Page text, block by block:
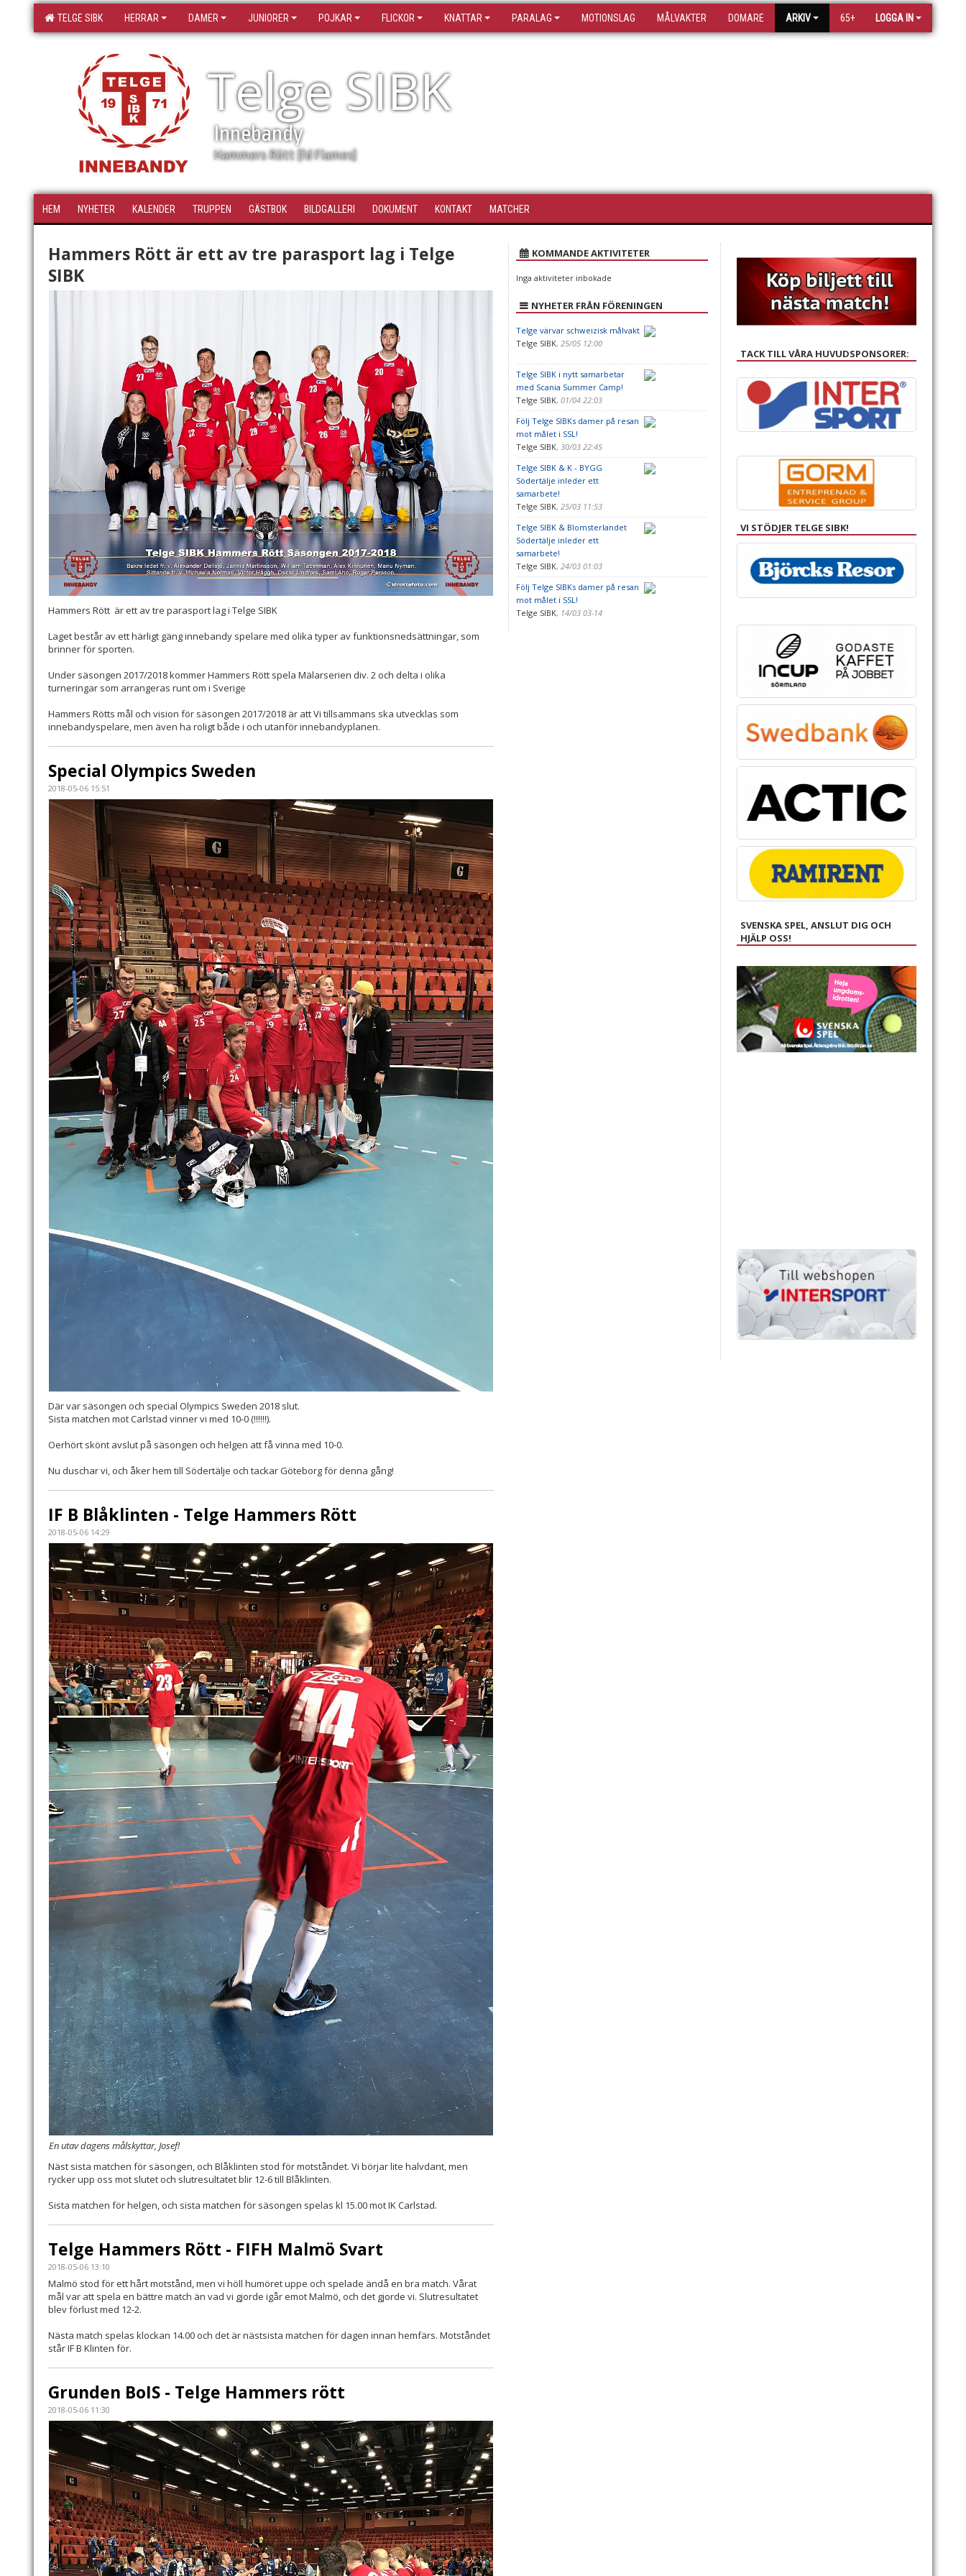
TELGE SIBK HERRAR DAMER JUNIORER POJKAR FLICKOR KNATTAR PARALAG MOTIONSLAG MÅLVAKTER DOMARE ARKIV 65+ LOGGA IN
Telge SIBK
Innebandy
Hammers Rött (fd Flames)
HEM NYHETER KALENDER TRUPPEN GÄSTBOK BILDGALLERI DOKUMENT KONTAKT MATCHER
Hammers Rött är ett av tre parasport lag i Telge
SIBK
Hammers Rött är ett av tre parasport lag i Telge SIBK
Laget består av ett härligt gäng innebandy spelare med olika typer av funktionsnedsättningar, som
brinner för sporten.
Under säsongen 2017/2018 kommer Hammers Rött spela Mälarserien div. 2 och delta i olika
turneringar som arrangeras runt om i Sverige
Hammers Rötts mål och vision för säsongen 2017/2018 är att Vi tillsammans ska utvecklas som
innebandyspelare, men även ha roligt både i och utanför innebandyplanen.
Special Olympics Sweden
2018-05-06 15:51
Där var säsongen och special Olympics Sweden 2018 slut.
Sista matchen mot Carlstad vinner vi med 10-0 (!!!!!!).
Oerhört skönt avslut på säsongen och helgen att få vinna med 10-0.
Nu duschar vi, och åker hem till Södertälje och tackar Göteborg för denna gång!
IF B Blåklinten - Telge Hammers Rött
2018-05-06 14:29
En utav dagens målskyttar, Josef!
Näst sista matchen för säsongen, och Blåklinten stod för motståndet. Vi börjar lite halvdant, men
rycker upp oss mot slutet och slutresultatet blir 12-6 till Blåklinten.
Sista matchen för helgen, och sista matchen för säsongen spelas kl 15.00 mot IK Carlstad.
Telge Hammers Rött - FIFH Malmö Svart
2018-05-06 13:10
Malmö stod för ett hårt motstånd, men vi höll humöret uppe och spelade ändå en bra match. Vårat
mål var att spela en bättre match än vad vi gjorde igår emot Malmö, och det gjorde vi. Slutresultatet
blev förlust med 12-2.
Nästa match spelas klockan 14.00 och det är nästsista matchen för dagen innan hemfärs. Motståndet
står IF B Klinten för.
Grunden BoIS - Telge Hammers rött
2018-05-06 11:30
KOMMANDE AKTIVITETER
Inga aktiviteter inbokade
NYHETER FRÅN FÖRENINGEN
Telge värvar schweizisk målvakt
Telge SIBK, 25/05 12:00
Telge SIBK i nytt samarbetar
med Scania Summer Camp!
Telge SIBK, 01/04 22:03
Följ Telge SIBKs damer på resan
mot målet i SSL!
Telge SIBK, 30/03 22:45
Telge SIBK & K - BYGG
Södertälje inleder ett
samarbete!
Telge SIBK, 25/03 11:53
Telge SIBK & Blomsterlandet
Södertälje inleder ett
samarbete!
Telge SIBK, 24/03 01:03
Följ Telge SIBKs damer på resan
mot målet i SSL!
Telge SIBK, 14/03 03-14
TACK TILL VÅRA HUVUDSPONSORER:
VI STÖDJER TELGE SIBK!
SVENSKA SPEL, ANSLUT DIG OCH
HJÄLP OSS!